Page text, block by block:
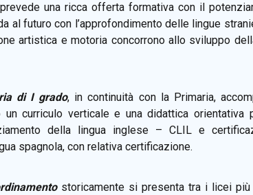
una ricca offerta formativa con il
al futuro con l’approfondimento delle lingue
artistica e motoria concorrono allo sviluppo
di I grado, in continuità con la Primaria,
un curriculo verticale e una didattica orientativa
della lingua inglese – CLIL e
spagnola, con relativa certificazione.
storicamente si presenta tra i licei